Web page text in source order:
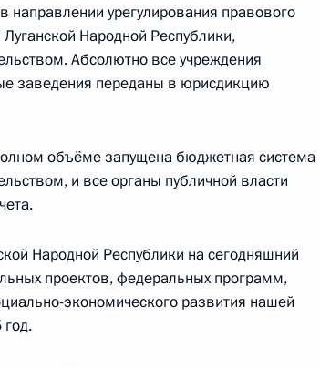
Виталием Хоценко
урегулирования правового
Народной Республики,
Абсолютно все учреждения
заведения переданы в юрисдикцию
объёме запущена бюджетная система
и все органы публичной власти
Народной Республики на сегодняшний
проектов, федеральных программ,
экономического развития нашей